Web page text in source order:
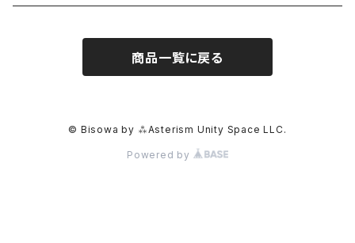
ガーデンクォーツ
ルチルクォーツ
商品一覧に戻る
© Bisowa by ⁂Asterism Unity Space LLC.
Powered by